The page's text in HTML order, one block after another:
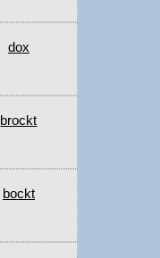
dox
brockt
bockt